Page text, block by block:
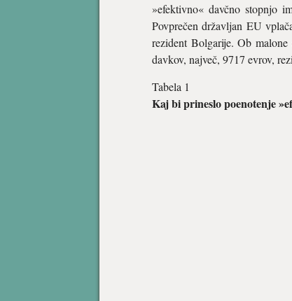
»efektivno« davčno stopnjo
Povprečen državljan EU
rezident Bolgarije. Ob
davkov, največ, 9717 evrov,
Tabela 1
Kaj bi prineslo poenotenje